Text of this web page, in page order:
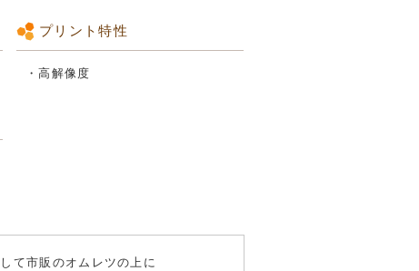
プリント特性
・高解像度
て市販のオムレツの上に